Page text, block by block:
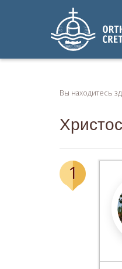
Вы находитесь
Христос
1